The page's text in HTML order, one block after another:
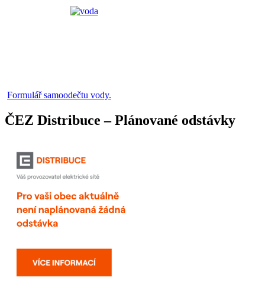
Formulář samoodečtu vody.
ČEZ Distribuce – Plánované odstávky